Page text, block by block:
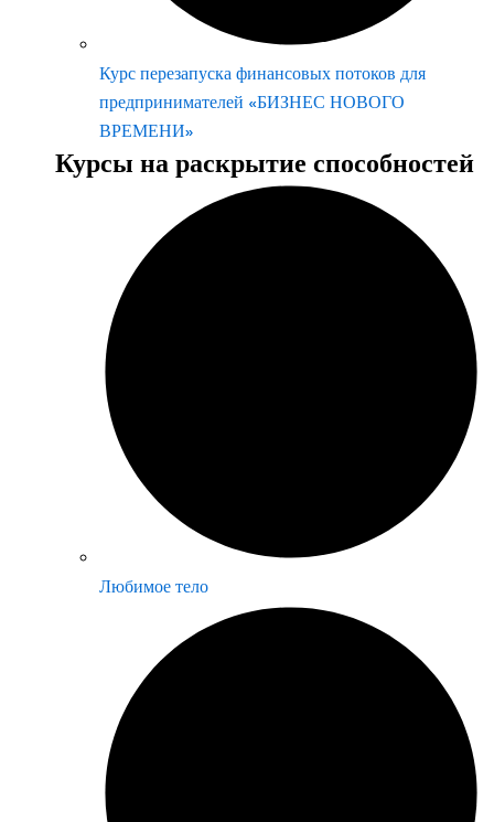
Курс перезапуска финансовых потоков для
предпринимателей «БИЗНЕС НОВОГО
ВРЕМЕНИ»
Курсы на раскрытие способностей
Любимое тело